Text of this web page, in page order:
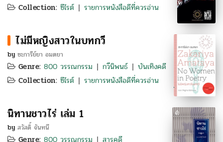
Collection: ซีไรต์| รายการหนังสือดีที่ควรอ่าน
ไม่มีหญิงสาวในบทกวี
by ซะการีย์ยา อมตยา
Genre: 800 วรรณกรรม | กวีนิพนธ์ | บันเทิงคดี
Collection: ซีไรต์| รายการหนังสือดีที่ควรอ่าน
นิทานชาวไร่ เล่ม 1
by สวัสดิ์ จันทนี
Genre: 800 วรรณกรรม | สารคดี